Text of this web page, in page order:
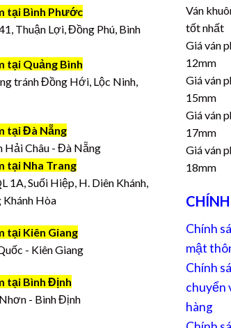
tại Bình Phước
Thuận Lợi, Đồng Phú, Bình
tại Quảng Bình
tránh Đồng Hới, Lộc Ninh,
tại Đà Nẵng
Hải Châu - Đà Nẵng
tại Nha Trang
1A, Suối Hiệp, H. Diên Khánh,
Khánh Hòa
tại Kiên Giang
- Kiên Giang
tại Bình Định
- Bình Định
Ván
tốt nhất
Giá ván
12mm
Giá ván
15mm
Giá ván
17mm
Giá ván
18mm
Chính
mật
Chính
chuyển
hàng